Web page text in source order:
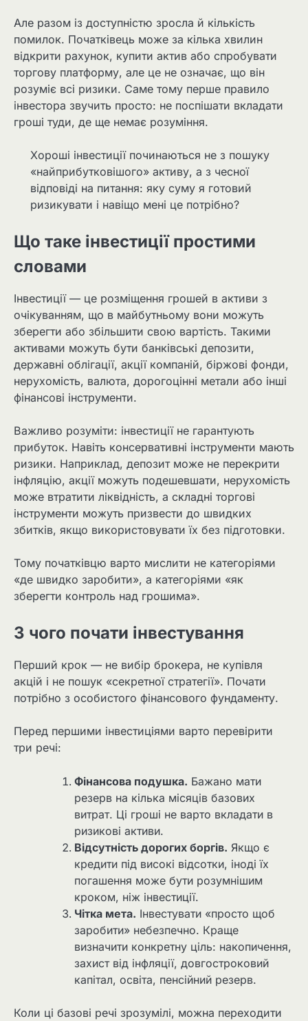
Але разом із доступністю зросла й кількість
помилок. Початківець може за кілька хвилин
відкрити рахунок, купити актив або спробувати
торгову платформу, але це не означає, що він
розуміє всі ризики. Саме тому перше правило
інвестора звучить просто: не поспішати вкладати
гроші туди, де ще немає розуміння.
Хороші інвестиції починаються не з пошуку
«найприбутковішого» активу, а з чесної
відповіді на питання: яку суму я готовий
ризикувати і навіщо мені це потрібно?
Що таке інвестиції простими
словами
Інвестиції — це розміщення грошей в активи з
очікуванням, що в майбутньому вони можуть
зберегти або збільшити свою вартість. Такими
активами можуть бути банківські депозити,
державні облігації, акції компаній, біржові фонди,
нерухомість, валюта, дорогоцінні метали або інші
фінансові інструменти.
Важливо розуміти: інвестиції не гарантують
прибуток. Навіть консервативні інструменти мають
ризики. Наприклад, депозит може не перекрити
інфляцію, акції можуть подешевшати, нерухомість
може втратити ліквідність, а складні торгові
інструменти можуть призвести до швидких
збитків, якщо використовувати їх без підготовки.
Тому початківцю варто мислити не категоріями
«де швидко заробити», а категоріями «як
зберегти контроль над грошима».
З чого почати інвестування
Перший крок — не вибір брокера, не купівля
акцій і не пошук «секретної стратегії». Почати
потрібно з особистого фінансового фундаменту.
Перед першими інвестиціями варто перевірити
три речі:
Фінансова подушка. Бажано мати
резерв на кілька місяців базових
витрат. Ці гроші не варто вкладати в
ризикові активи.
Відсутність дорогих боргів. Якщо є
кредити під високі відсотки, іноді їх
погашення може бути розумнішим
кроком, ніж інвестиції.
Чітка мета. Інвестувати «просто щоб
заробити» небезпечно. Краще
визначити конкретну ціль: накопичення,
захист від інфляції, довгостроковий
капітал, освіта, пенсійний резерв.
Коли ці базові речі зрозумілі, можна переходити